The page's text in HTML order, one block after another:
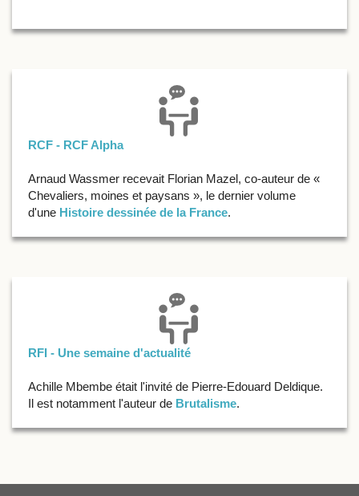
RCF - RCF Alpha
Arnaud Wassmer recevait Florian Mazel, co-auteur de «
Chevaliers, moines et paysans », le dernier volume
d'une Histoire dessinée de la France.
RFI - Une semaine d'actualité
Achille Mbembe était l'invité de Pierre-Edouard Deldique.
Il est notamment l'auteur de Brutalisme.